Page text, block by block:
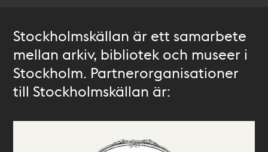
Stockholmskällan är ett samarbete
mellan arkiv, bibliotek och museer i
Stockholm. Partnerorganisationer
till Stockholmskällan är: